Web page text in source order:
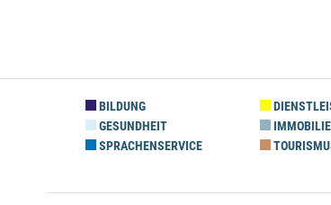
BILDUNG
GESUNDHEIT
SPRACHENSERVICE